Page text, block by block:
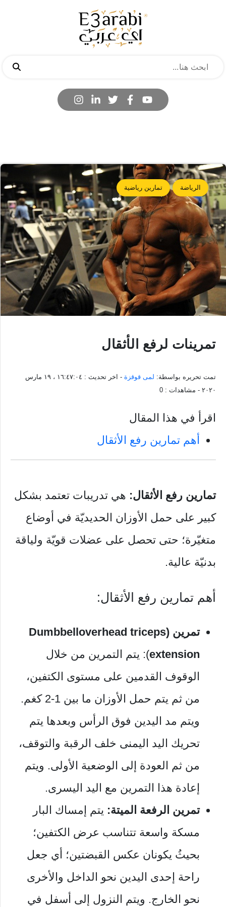
الرياضة تمارين رياضية
تمرينات لرفع الأثقال
تمت تحريره بواسطة: لمى قوقزة - اخر تحديث :
١٦:٤٧:٠٤ ، ١٩ مارس
٢٠٢٠ - مشاهدات : 0
اقرأ في هذا المقال
أهم تمارين رفع الأثقال
تمارين رفع الأثقال: هي تدريبات تعتمد بشكل
كبير على حمل الأوزان الحديديّة في أوضاع
متغيّرة؛ حتى تحصل على عضلات قويّة ولياقة
بدنيّة عالية.
أهم تمارين رفع الأثقال:
تمرين (Dumbbelloverhead triceps
extension): يتم التمرين من خلال
الوقوف القدمين على مستوى الكتفين،
من ثم يتم حمل الأوزان ما بين 1-2 كغم.
ويتم مد اليدين فوق الرأس وبعدها يتم
تحريك اليد اليمنى خلف الرقبة والتوقف،
من ثم العودة إلى الوضعية الأولى. ويتم
إعادة هذا التمرين مع اليد اليسرى.
تمرين الرفعة الميتة: يتم إمساك البار
مسكة واسعة تتناسب عرض الكتفين؛
بحيثُ يكونان عكس القبضتين؛ أي جعل
راحة إحدى اليدين نحو الداخل والأخرى
نحو الخارج. ويتم النزول إلى أسفل في